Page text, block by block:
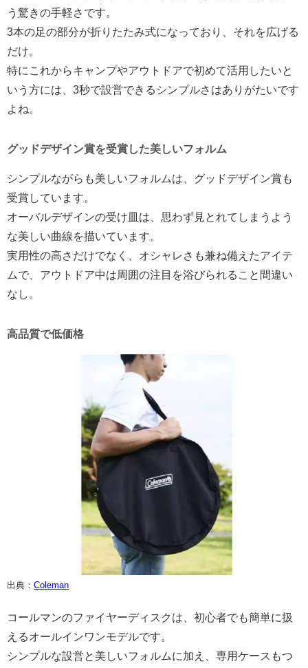
う驚きの手軽さです。
3本の足の部分が折りたたみ式になっており、それを広げる
だけ。
特にこれからキャンプやアウトドアで初めて活用したいと
いう方には、3秒で設営できるシンプルさはありがたいです
よね。
グッドデザイン賞を受賞した美しいフォルム
シンプルながらも美しいフォルムは、グッドデザイン賞も
受賞しています。
オーバルデザインの受け皿は、思わず見とれてしまうよう
な美しい曲線を描いています。
実用性の高さだけでなく、オシャレさも兼ね備えたアイテ
ムで、アウトドア中は周囲の注目を浴びられること間違い
なし。
高品質で低価格
出典： Coleman
コールマンのファイヤーディスクは、初心者でも簡単に扱
えるオールインワンモデルです。
シンプルな設営と美しいフォルムに加え、専用ケースもつ